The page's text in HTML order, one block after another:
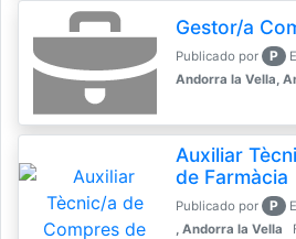
Gestor/a
Publicado por P
Andorra la Vella,
Auxiliar
de Farmàcia
Publicado por P
, Andorra la Vella